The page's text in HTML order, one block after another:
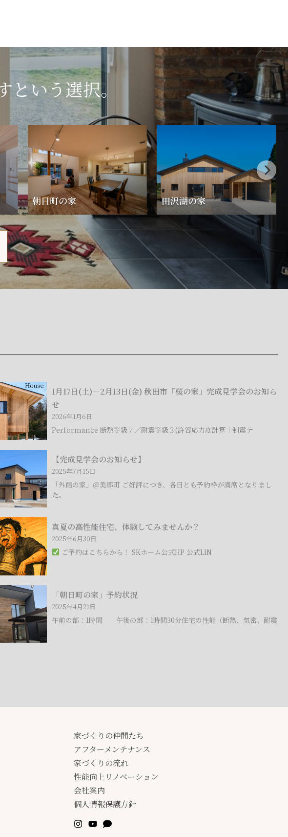
いう選択。
朝
日
町
の
家
朝日町の家
田
沢
の
家
田沢湖の家
1月17日(土)－2月13日(金) 秋田市「桜の家」完成見学会のお知ら
せ
2026年1月6日
Performance 断熱等級７／耐震等級３(許容応力度計算＋制震テ
【完成見学会のお知らせ】
2025年7月15日
「外館の家」＠美郷町 ご好評につき、各日とも予約枠が満席となりまし
た。
真夏の高性能住宅、体験してみませんか？
2025年6月30日
ご予約はこちらから！ SKホーム公式HP 公式LIN
「朝日町の家」予約状況
2025年4月21日
午前の部：1時間 午後の部：1時間30分住宅の性能（断熱、気密、耐震
家づくりの仲間たち
アフターメンテナンス
家づくりの流れ
性能向上リノベーション
会社案内
個人情報保護方針